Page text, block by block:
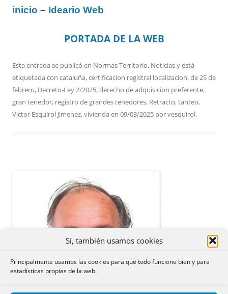
Sí, también usamos cookies
Principalmente usamos las cookies para que todo funcione bien y para
estadísticas propias de la web.
inicio – Ideario Web
PORTADA DE LA WEB
Esta entrada se publicó en Normas Territorio, Noticiasy está
etiquetada con cataluña,certificacion registral localizacion,de 25 de
febrero, Decreto-Ley 2/2025,derecho de adquisicion preferente,
gran tenedor, registro de grandes tenedores, Retracto,tanteo,
Victor Esquirol Jimenez,vivienda en 09/03/2025 porvesquirol.